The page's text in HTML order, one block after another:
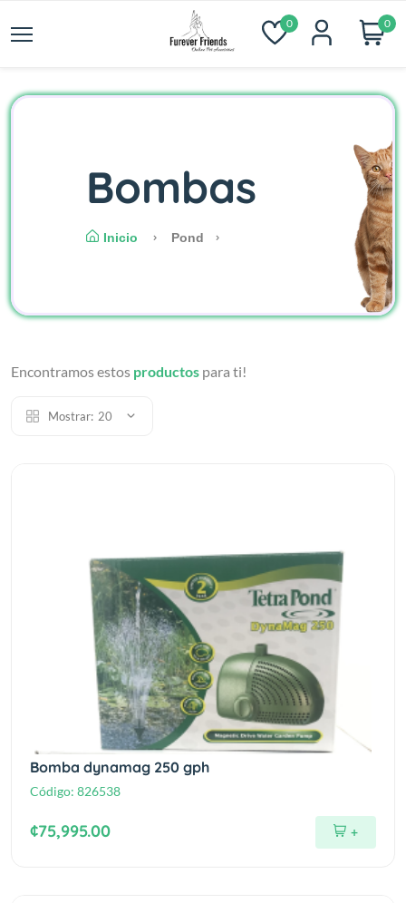
0 0
Bombas
Inicio Pond
Encontramos estos productos para ti!
Mostrar: 20
Bomba dynamag 250 gph
Código: 826538
¢75,995.00 +